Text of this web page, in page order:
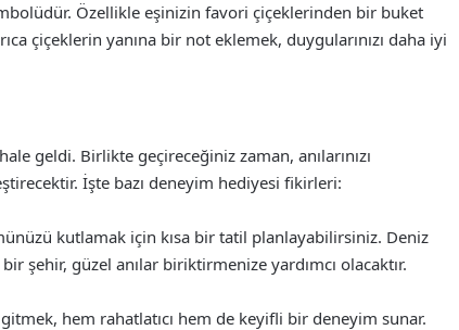
Özellikle eşinizin favori çiçeklerinden bir buket
çiçeklerin yanına bir not eklemek, duygularınızı daha iyi
geldi. Birlikte geçireceğiniz zaman, anılarınızı
İşte bazı deneyim hediyesi fikirleri:
kutlamak için kısa bir tatil planlayabilirsiniz. Deniz
şehir, güzel anılar biriktirmenize yardımcı olacaktır.
hem rahatlatıcı hem de keyifli bir deneyim sunar.